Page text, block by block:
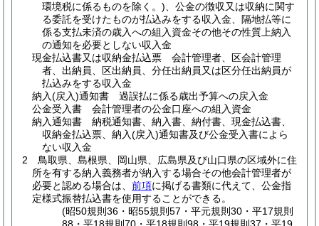
環境税に係るものを除く。) 、公金の徴収又は収納に関す
る委託を受けたものが払込みをする収入金、隔地払等に
係る支払未済の歳入への組入資金その他その性質上納入
の通知を必要としない収入金
現金払込書又は収納金払込票 会計管理者、区会計管理
者、出納員、区出納員、分任出納員又は区分任出納員が
払込みをする収入金
納入(戻入)通知書 過誤払に係る歳出予算への戻入金
公金受入書 会計管理者の公金口座への組入資金
納入通知書 納税通知書、納入書、納付書、現金払込書、
収納金払込票、納入(戻入)通知書及び公金受入書によら
ない収入金
2
鳥取県、島根県、岡山県、広島県及び山口県の区域外に住
所を有する納入義務者が納入する場合その他会計管理者が
必要と認める場合は、 前項に掲げる書類に代えて、公金指
定様式振替払込書を使用することができる。
(昭50規則36・昭55規則57・平元規則30・平17規則